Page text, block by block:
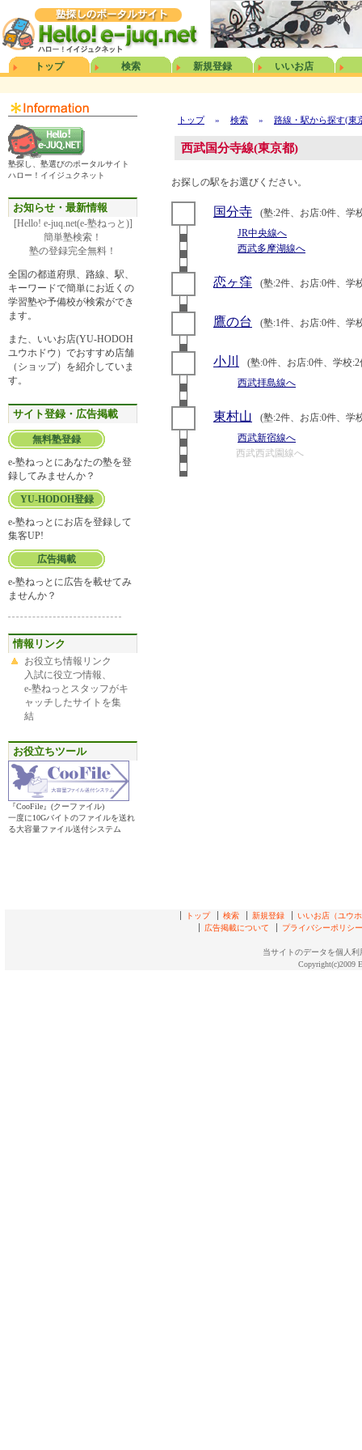
トップ 検索 新規登録 いいお店
塾探し、塾選びのポータルサイト
ハロー！イイジュクネット
お知らせ・最新情報
[Hello! e-juq.net(e-塾ねっと)]
簡単塾検索！
塾の登録完全無料！
全国の都道府県、路線、駅、
キーワードで簡単にお近くの
学習塾や予備校が検索ができ
ます。
また、いいお店(YU-HODOH
ユウホドウ）でおすすめ店舗
（ショップ）を紹介していま
す。
サイト登録・広告掲載
無料塾登録
e-塾ねっとにあなたの塾を登
録してみませんか？
YU-HODOH登録
e-塾ねっとにお店を登録して
集客UP!
広告掲載
e-塾ねっとに広告を載せてみ
ませんか？
情報リンク
お役立ち情報リンク
入試に役立つ情報、
e-塾ねっとスタッフがキ
ャッチしたサイトを集
結
お役立ちツール
『CooFile』(クーファイル)
一度に10Gバイトのファイルを送れ
る大容量ファイル送付システム
トップ » 検索 » 路線・駅から探す(東
西武国分寺線(東京都)
お探しの駅をお選びください。
国分寺
(塾:2件、お店:0件、学
JR中央線へ
西武多摩湖線へ
恋ヶ窪 (塾:2件、お店:0件、学
鷹の台 (塾:1件、お店:0件、学
小川
(塾:0件、お店:0件、学校:2
西武拝島線へ
東村山
(塾:2件、お店:0件、学
西武新宿線へ
西武西武園線へ
トップ 検索 新規登録
いいお店（ユウ
広告掲載について
プライバシーポリシー
当サイトのデータを個人
Copyright(c)2009